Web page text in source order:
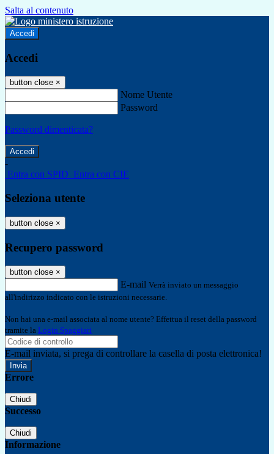
Salta al contenuto
Accedi
Accedi
button close ×
Nome Utente
Password
Password dimenticata?
-
Entra con SPID Entra con CIE
Seleziona utente
button close ×
Recupero password
button close ×
E-mail Verrà inviato un messaggio
all'indirizzo indicato con le istruzioni necessarie.
Non hai una e-mail associata al nome utente? Effettua il reset della password
tramite la Login Spaggiari
E-mail inviata, si prega di controllare la casella di posta elettronica!
Errore
Chiudi
Successo
Chiudi
Informazione